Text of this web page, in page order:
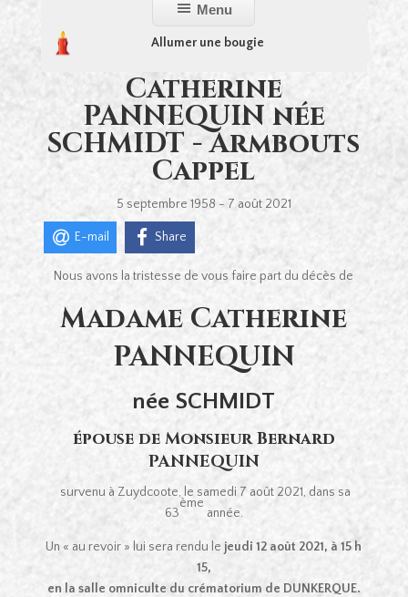
Menu
Allumer une bougie
Catherine
PANNEQUIN née
SCHMIDT - Armbouts
Cappel
5 septembre 1958 - 7 août 2021
E-mail Share
Nous avons la tristesse de vous faire part du décès de
Madame Catherine
PANNEQUIN
née SCHMIDT
épouse de Monsieur Bernard
PANNEQUIN
survenu à Zuydcoote, le samedi 7 août 2021, dans sa
63
ème
année.
Un « au revoir » lui sera rendu le jeudi 12 août 2021, à 15 h
15,
en la salle omniculte du crématorium de DUNKERQUE.